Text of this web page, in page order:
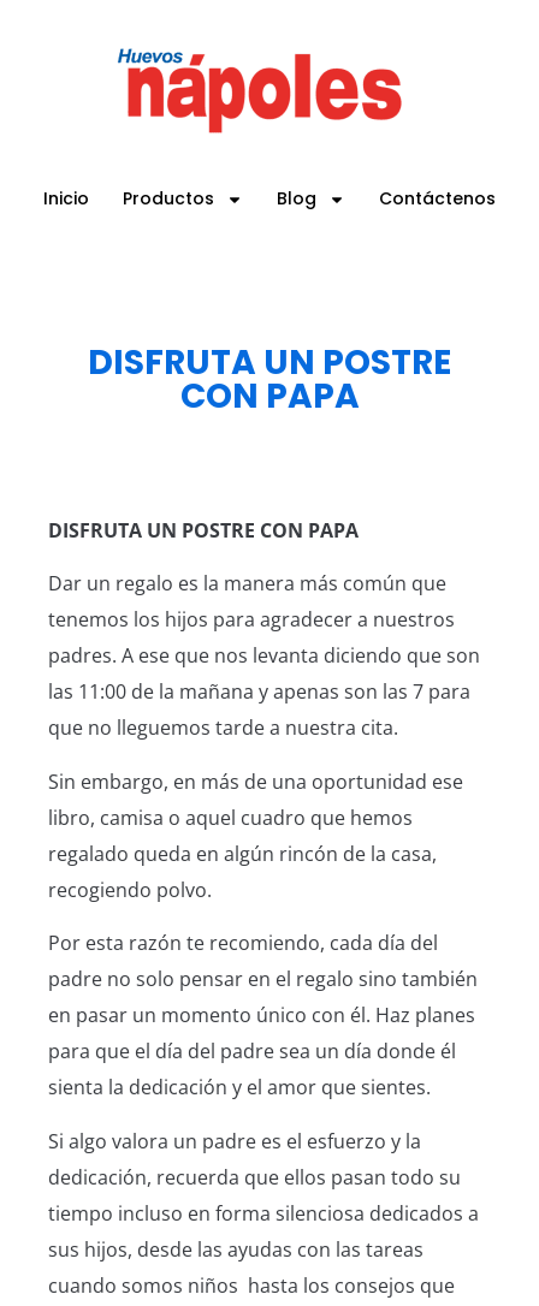
Inicio Productos Blog Contáctenos
DISFRUTA UN POSTRE
CON PAPA
DISFRUTA UN POSTRE CON PAPA
Dar un regalo es la manera más común que
tenemos los hijos para agradecer a nuestros
padres. A ese que nos levanta diciendo que son
las 11:00 de la mañana y apenas son las 7 para
que no lleguemos tarde a nuestra cita.
Sin embargo, en más de una oportunidad ese
libro, camisa o aquel cuadro que hemos
regalado queda en algún rincón de la casa,
recogiendo polvo.
Por esta razón te recomiendo, cada día del
padre no solo pensar en el regalo sino también
en pasar un momento único con él. Haz planes
para que el día del padre sea un día donde él
sienta la dedicación y el amor que sientes.
Si algo valora un padre es el esfuerzo y la
dedicación, recuerda que ellos pasan todo su
tiempo incluso en forma silenciosa dedicados a
sus hijos, desde las ayudas con las tareas
cuando somos niños hasta los consejos que